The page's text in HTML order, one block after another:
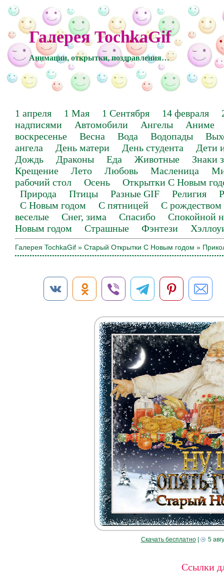
Галерея TochkaGif
Анимации, открытки, поздравления…
1 апреля 1 Мая 1 Сентября 14 февраля
надписями
Автомобили Ангелы
Аниме
воскресенье
Весна Вода Водопады
ангела
День матери День студента
Дети
Дождь
Драконы Еда Животные
Знаки
Крещение
Лето Любовь Масленица
рабочий стол
Осень
Открытки С Новым
Природа
Птицы Разные GIF Религия
С Новым годом
С пятницей
С рождеством
веселые
Снег, зима Спасибо
Спокойной
Новым годом
Страшные Фэнтези
Галерея TochkaGif » Старый Открытки С Новым годом »
Скачать бесплатно| 5
Ссылки